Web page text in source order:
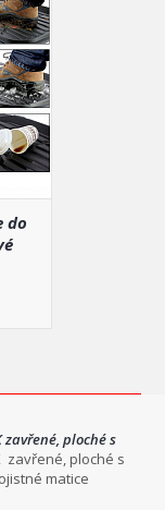
do
zavřené, ploché s
zavřené, ploché s
matice